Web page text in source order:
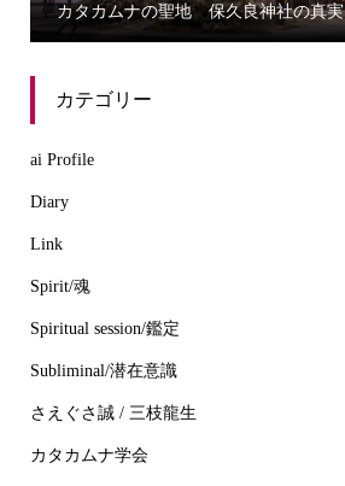
カタカムナの聖地 保久良神社の真実
カテゴリー
ai Profile
Diary
Link
Spirit/魂
Spiritual session/鑑定
Subliminal/潜在意識
さえぐさ誠 / 三枝龍生
カタカムナ学会